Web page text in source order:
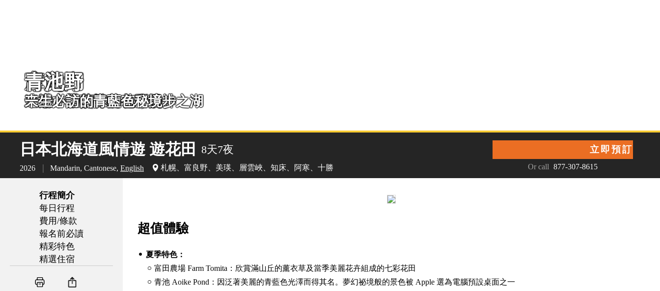
摩周湖
迷濛中帶著神秘色彩的神之湖
富良野
來場一望無際的花田漫步
青池
一生必訪的青藍色秘境
阿寒湖
造訪綠球藻的故鄉
十勝川溫泉
享受稱為美人湯，珍貴的植物性溫泉
摩周湖
迷濛中帶著神秘色彩的神之湖
富良野
來場一望無際的花田漫步
日本北海道風情遊 遊花田 8天7夜
2026 | Mandarin, Cantonese, English 札幌、富良野、美瑛、層雲峽、知床、阿寒、十勝
立即預訂
Or call 877-307-8615
行程簡介
每日行程
費用/條款
報名前必讀
精彩特色
精選住宿
超值體驗
夏季特色：
富田農場 Farm Tomita：欣賞滿山丘的薰衣草及當季美麗花卉組成的七彩花田
青池 Aoike Pond：因泛著美麗的青藍色光澤而得其名。夢幻祕境般的景色被 Apple 選為電腦預設桌面之一